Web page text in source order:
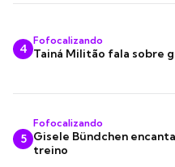
4
Fofocalizando
Tainá Militão fala sobre
5
Fofocalizando
Gisele Bündchen
treino